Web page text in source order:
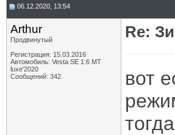
06.12.2020, 13:54
Arthur
Продвинутый
Регистрация: 15.03.2016
Автомобиль: Vesta SE 1.6 MT
luxe'2020
Сообщений: 342
Re:
вот